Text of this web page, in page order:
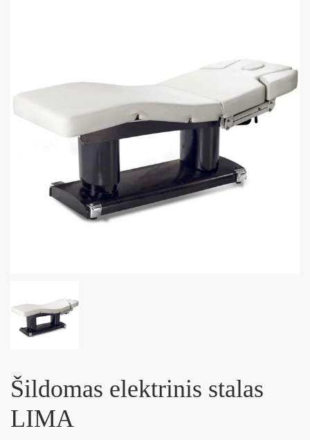
Šildomas elektrinis stalas
LIMA